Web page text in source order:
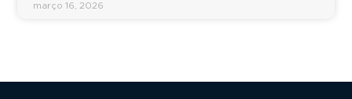
março 16, 2026